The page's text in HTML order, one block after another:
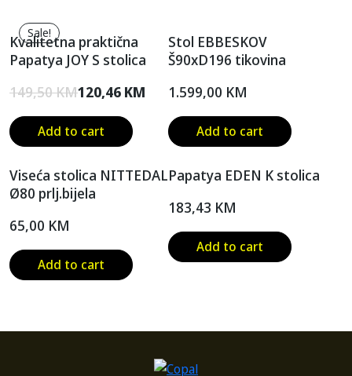
Sale!
Kvalitetna praktična
Papatya JOY S stolica
149,50KM120,46 KM
Add to cart
Stol EBBESKOV
Š90xD196 tikovina
1.599,00 KM
Add to cart
Viseća stolica NITTEDAL
Ø80 prlj.bijela
65,00 KM
Add to cart
Papatya EDEN K stolica
183,43 KM
Add to cart